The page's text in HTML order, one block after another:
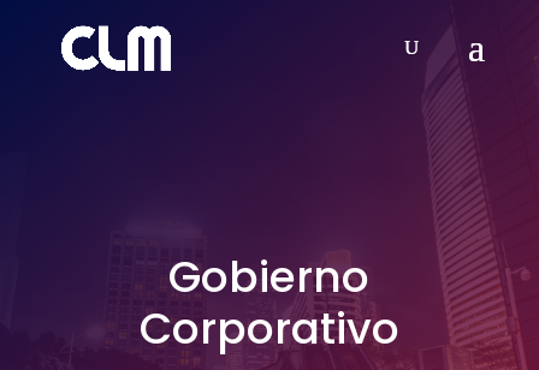
Gobierno
Corporativo